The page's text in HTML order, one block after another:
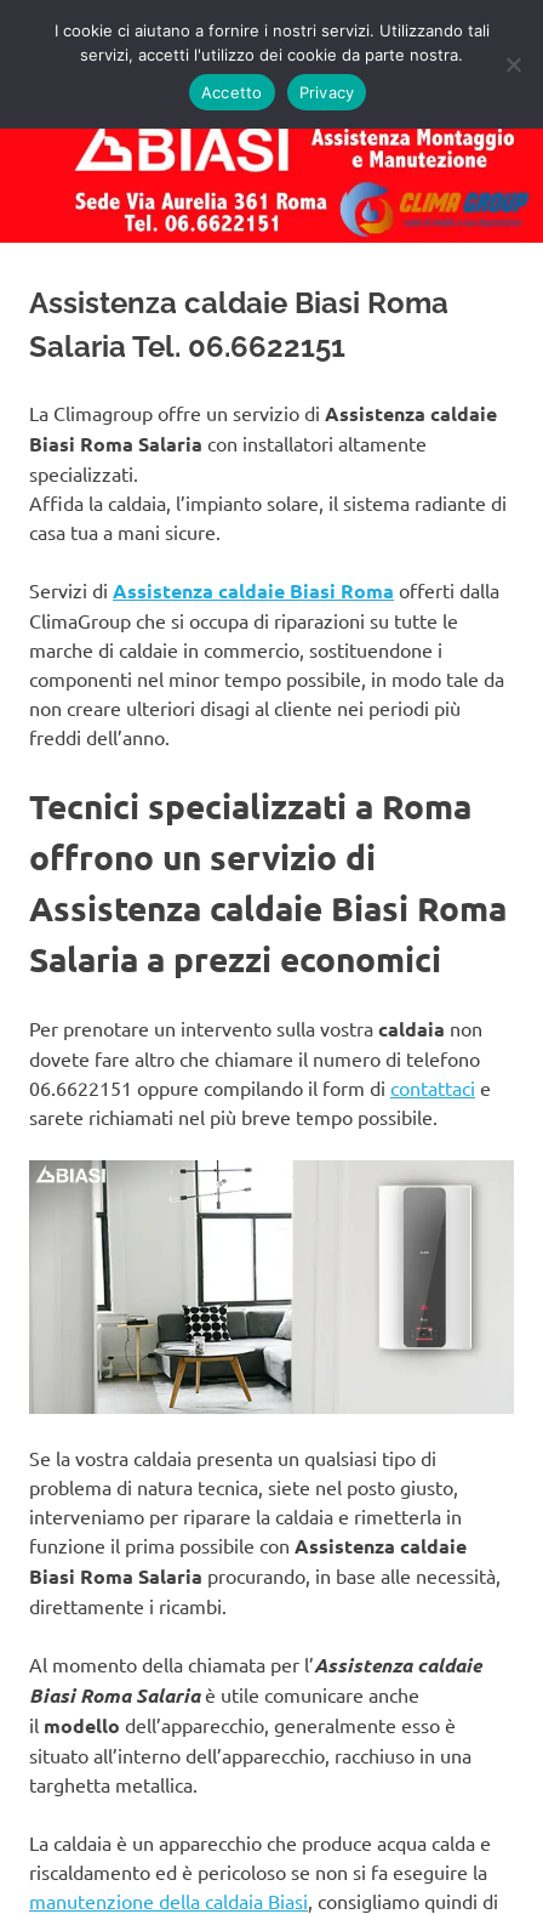
Assistenza
Caldaie
Biasi
Roma
Preventivo!
MENU
Assistenza caldaie Biasi Roma
Salaria Tel. 06.6622151
La Climagroup offre un servizio di Assistenza caldaie
Biasi Roma Salaria con installatori altamente
specializzati.
Affida la caldaia, l’impianto solare, il sistema radiante di
casa tua a mani sicure.
Servizi di Assistenza caldaie Biasi Roma offerti dalla
ClimaGroup che si occupa di riparazioni su tutte le
marche di caldaie in commercio, sostituendone i
componenti nel minor tempo possibile, in modo tale da
non creare ulteriori disagi al cliente nei periodi più
freddi dell’anno.
Tecnici specializzati a Roma
offrono un servizio di
Assistenza caldaie Biasi Roma
Salaria a prezzi economici
Per prenotare un intervento sulla vostra caldaia non
dovete fare altro che chiamare il numero di telefono
06.6622151 oppure compilando il form di contattaci e
sarete richiamati nel più breve tempo possibile.
Se la vostra caldaia presenta un qualsiasi tipo di
problema di natura tecnica, siete nel posto giusto,
interveniamo per riparare la caldaia e rimetterla in
funzione il prima possibile con Assistenza caldaie
Biasi Roma Salaria procurando, in base alle necessità,
direttamente i ricambi.
Al momento della chiamata per l’Assistenza caldaie
Biasi Roma Salariaè utile comunicare anche
il modello dell’apparecchio, generalmente esso è
situato all’interno dell’apparecchio, racchiuso in una
targhetta metallica.
La caldaia è un apparecchio che produce acqua calda e
riscaldamento ed è pericoloso se non si fa eseguire la
manutenzione della caldaia Biasi , consigliamo quindi di
I cookie ci aiutano a fornire i nostri servizi. Utilizzando tali
servizi, accetti l'utilizzo dei cookie da parte nostra.
Accetto
Privacy